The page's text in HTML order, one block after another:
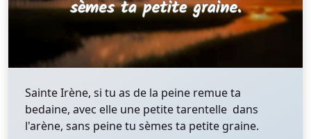
Sainte Irène, si tu as de la peine remue ta
bedaine, avec elle une petite tarentelle dans
l'arène, sans peine tu sèmes ta petite graine.